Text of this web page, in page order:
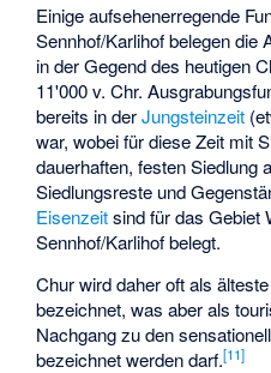
Einige aufsehenerregende
Sennhof/Karlihof belegen die
in der Gegend des heutigen
11'000 v. Chr.
bereits in derJungsteinzeit
war, wobei für diese Zeit mit
dauerhaften, festen Siedlung
Siedlungsreste und
Eisenzeitsind für das Gebiet
Sennhof/Karlihof belegt.
Chur wird daher oft als
bezeichnet, was aber als
Nachgang zu den
bezeichnet werden darf.[11]